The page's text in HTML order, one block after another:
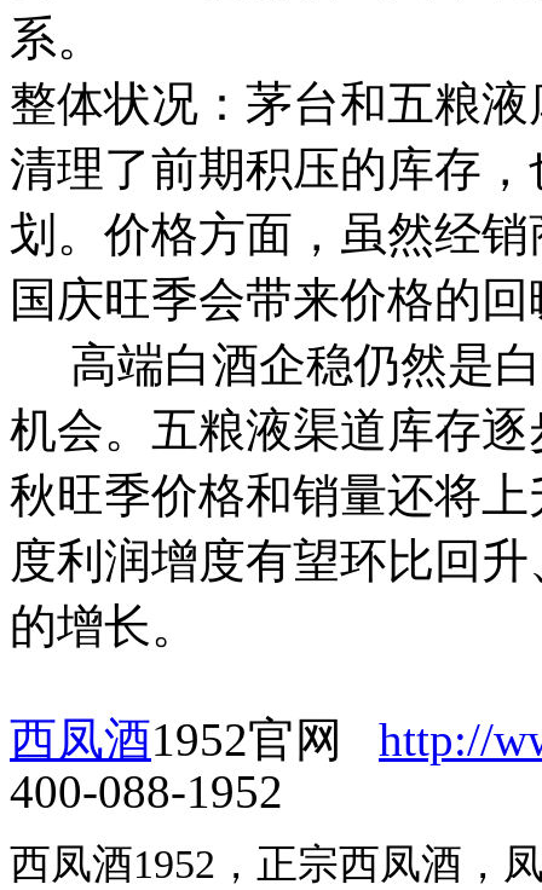
系。
整体状况：茅台和五粮
清理了前期积压的库存
划。价格方面，虽然经
国庆旺季会带来价格的回
高端白酒企稳仍然是
机会。五粮液渠道库存
秋旺季价格和销量还将
度利润增度有望环比回
的增长。
西凤酒1952官网 http://
400-088-1952
西凤酒1952，正宗西凤酒